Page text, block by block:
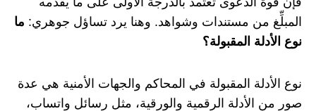
المبلِّغ من مستندات وشواهد. وهنا يرد تساؤل جوهري: ما
نوع الأدلة المقبولة؟
نوع الأدلة المقبولة في المحاكم والجهات الأمنية هي عدة
صور من الأدلة الرقمية والورقية، مثل رسائل واتساب،